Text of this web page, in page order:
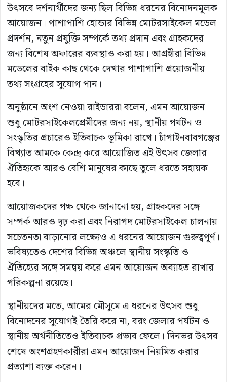
উৎসবে দর্শনার্থীদের জন্য ছিল বিভিন্ন ধরনের বিনোদনমূলক
আয়োজন। পাশাপাশি হোন্ডার বিভিন্ন মোটরসাইকেল মডেল
প্রদর্শন, নতুন প্রযুক্তি সম্পর্কে তথ্য প্রদান এবং গ্রাহকদের
জন্য বিশেষ অফারের ব্যবস্থাও করা হয়। আগ্রহীরা বিভিন্ন
মডেলের বাইক কাছ থেকে দেখার পাশাপাশি প্রয়োজনীয়
তথ্য সংগ্রহের সুযোগ পান।
অনুষ্ঠানে অংশ নেওয়া রাইডাররা বলেন, এমন আয়োজন
শুধু মোটরসাইকেলপ্রেমীদের জন্য নয়, স্থানীয় পর্যটন ও
সংস্কৃতির প্রচারেও ইতিবাচক ভূমিকা রাখে। চাঁপাইনবাবগঞ্জের
বিখ্যাত আমকে কেন্দ্র করে আয়োজিত এই উৎসব জেলার
ঐতিহ্যকে আরও বেশি মানুষের কাছে তুলে ধরতে সহায়ক
হবে।
আয়োজকদের পক্ষ থেকে জানানো হয়, গ্রাহকদের সঙ্গে
সম্পর্ক আরও দৃঢ় করা এবং নিরাপদ মোটরসাইকেল চালনায়
সচেতনতা বাড়ানোর লক্ষ্যেও এ ধরনের আয়োজন গুরুত্বপূর্ণ।
ভবিষ্যতেও দেশের বিভিন্ন অঞ্চলে স্থানীয় সংস্কৃতি ও
ঐতিহ্যের সঙ্গে সমন্বয় করে এমন আয়োজন অব্যাহত রাখার
পরিকল্পনা রয়েছে।
স্থানীয়দের মতে, আমের মৌসুমে এ ধরনের উৎসব শুধু
বিনোদনের সুযোগই তৈরি করে না, বরং জেলার পর্যটন ও
স্থানীয় অর্থনীতিতেও ইতিবাচক প্রভাব ফেলে। দিনভর উৎসব
শেষে অংশগ্রহণকারীরা এমন আয়োজন নিয়মিত করার
প্রত্যাশা ব্যক্ত করেন।